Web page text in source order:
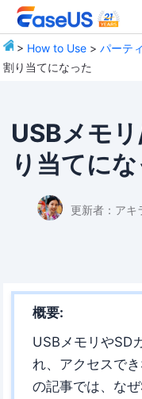
> How to Use >パーテ
割り当てになった
USBメモ
り当てに
更新者： アキ
概要:
USBメモリやSD
れ、アクセスで
の記事では、な